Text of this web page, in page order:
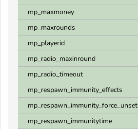
mp_maxmoney
mp_maxrounds
mp_playerid
mp_radio_maxinround
mp_radio_timeout
mp_respawn_immunity_effects
mp_respawn_immunity_force_unset
mp_respawn_immunitytime